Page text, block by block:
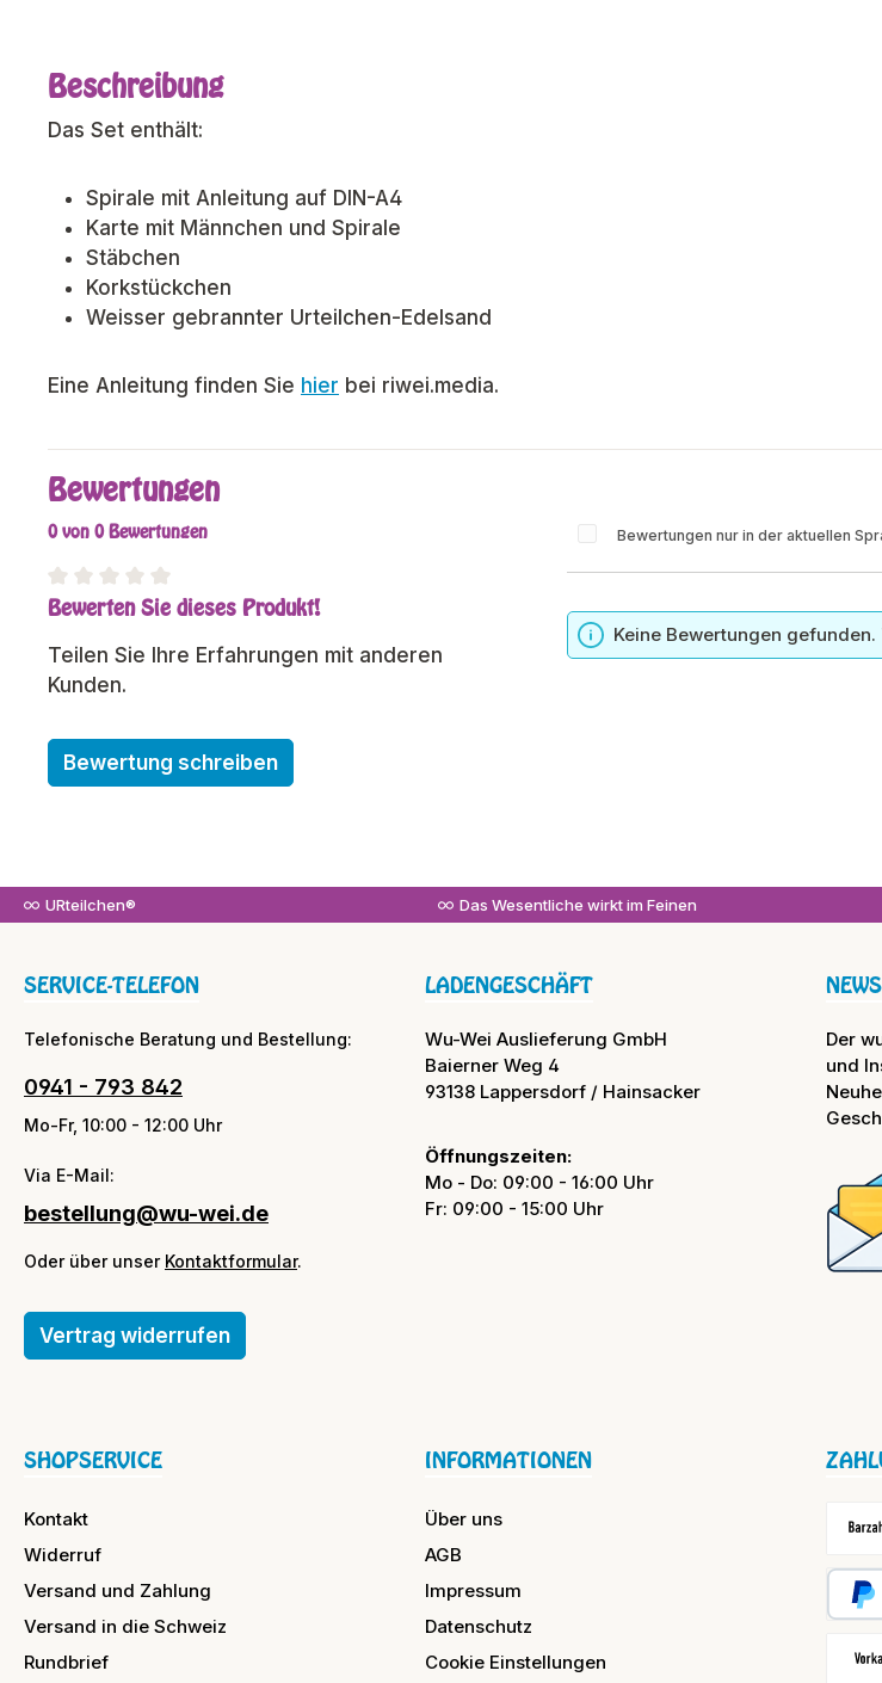
Beschreibung
Das Set enthält:
Spirale mit Anleitung auf DIN-A4
Karte mit Männchen und Spirale
Stäbchen
Korkstückchen
Weisser gebrannter Urteilchen-Edelsand
Eine Anleitung finden Sie hier bei riwei.media.
Bewertungen
0 von 0 Bewertungen
Durchschnittliche Bewertung von 0 von 5 Sternen
Bewerten Sie dieses Produkt!
Teilen Sie Ihre Erfahrungen mit anderen
Kunden.
Bewertung schreiben
Bewertungen nur in der aktuellen
Keine Bewertungen
URteilchen® Das Wesentliche wirkt im Feinen
SERVICE-TELEFON
Telefonische Beratung und Bestellung:
0941 - 793 842
Mo-Fr, 10:00 - 12:00 Uhr
Via E-Mail:
bestellung@wu-wei.de
Oder über unser Kontaktformular.
Vertrag widerrufen
SHOPSERVICE
Kontakt
Widerruf
Versand und Zahlung
Versand in die Schweiz
Rundbrief
INFORMATIONEN
Über uns
AGB
Impressum
Datenschutz
Cookie Einstellungen
Der
und
LADENGESCHÄFT
Wu-Wei Auslieferung GmbH
Baierner Weg 4
93138 Lappersdorf / Hainsacker
Öffnungszeiten:
Mo - Do: 09:00 - 16:00 Uhr
Fr: 09:00 - 15:00 Uhr